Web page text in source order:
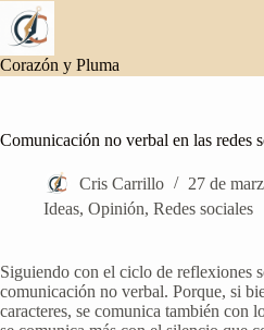
Saltar
contenido
Corazón y Pluma
Comunicación no verbal en las redes
Cris Carrillo
27 de
Ideas, Opinión, Redes sociales
Siguiendo con el ciclo de reflexiones
comunicación no verbal. Porque, si
caracteres, se comunica también con